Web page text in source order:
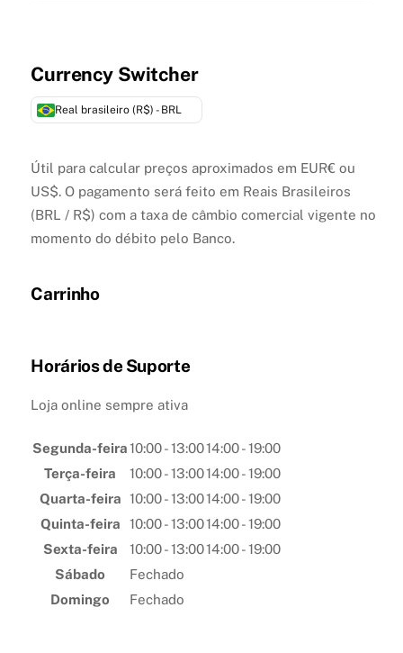
Currency Switcher
Real brasileiro (R$) - BRL
Útil para calcular preços aproximados em EUR€ ou
US$. O pagamento será feito em Reais Brasileiros
(BRL / R$) com a taxa de câmbio comercial vigente no
momento do débito pelo Banco.
Carrinho
Horários de Suporte
Loja online sempre ativa
Segunda-feira 10:00 - 13:0014:00 - 19:00
Terça-feira
10:00 - 13:0014:00 - 19:00
Quarta-feira
10:00 - 13:0014:00 - 19:00
Quinta-feira
10:00 - 13:0014:00 - 19:00
Sexta-feira
10:00 - 13:0014:00 - 19:00
Sábado
Fechado
Domingo
Fechado